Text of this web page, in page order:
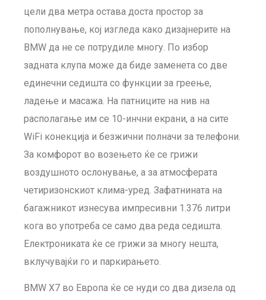
цели два метра остава доста простор за
пополнување, кој изгледа како дизајнерите на
BMW да не се потрудиле многу. По избор
задната клупа може да биде заменета со две
единечни седишта со функции за греење,
ладење и масажа. На патниците на нив на
располагање им се 10-инчни екрани, а на сите
WiFi конекција и безжични полначи за телефони.
За комфорот во возењето ќе се грижи
воздушното ослонување, а за атмосферата
четиризонскиот клима-уред. Зафатнината на
багажникот изнесува импресивни 1.376 литри
кога во употреба се само два реда седишта.
Електрониката ќе се грижи за многу нешта,
вклучувајќи го и паркирањето.
BMW X7 во Европа ќе се нуди со два дизела од